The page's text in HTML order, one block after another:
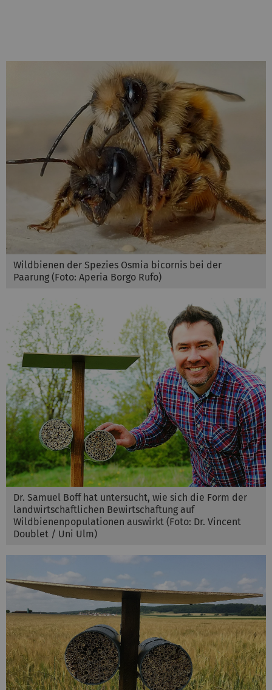
Wildbienen der Spezies Osmia bicornis bei der
Paarung (Foto: Aperia Borgo Rufo)
Dr. Samuel Boff hat untersucht, wie sich die Form der
landwirtschaftlichen Bewirtschaftung auf
Wildbienenpopulationen auswirkt (Foto: Dr. Vincent
Doublet / Uni Ulm)